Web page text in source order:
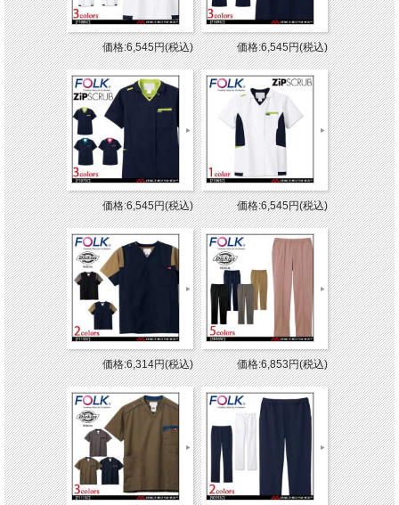
価格:6,545円(税込) 価格:6,545円(税込)
価格:6,545円(税込) 価格:6,545円(税込)
価格:6,314円(税込) 価格:6,853円(税込)